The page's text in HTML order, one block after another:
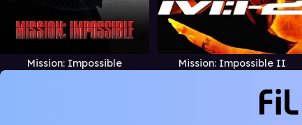
Mission: Impossible Mission: Impossible II